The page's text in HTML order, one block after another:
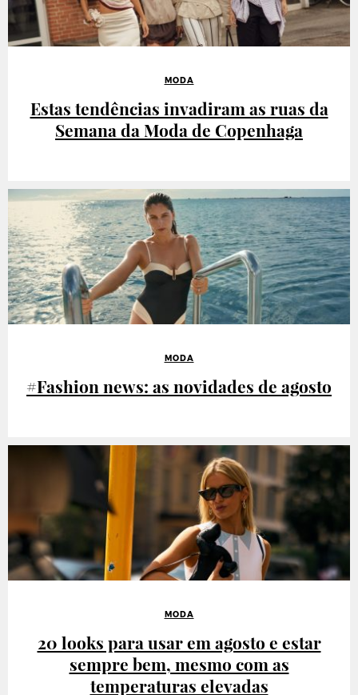
MODA
Estas tendências invadiram as ruas da
Semana da Moda de Copenhaga
MODA
#Fashion news: as novidades de agosto
MODA
20 looks para usar em agosto e estar
sempre bem, mesmo com as
temperaturas elevadas